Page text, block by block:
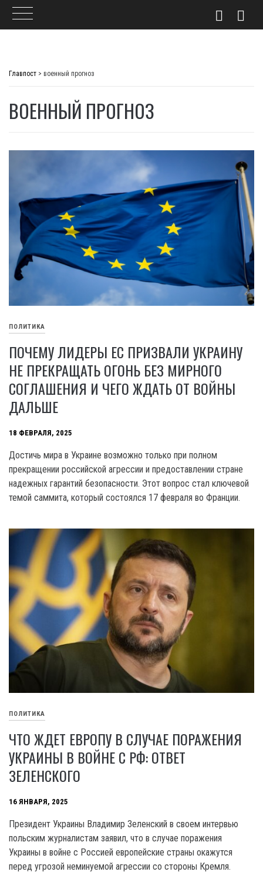
Главпост > военный прогноз
ВОЕННЫЙ ПРОГНОЗ
ПОЛИТИКА
ПОЧЕМУ ЛИДЕРЫ ЕС ПРИЗВАЛИ УКРАИНУ
НЕ ПРЕКРАЩАТЬ ОГОНЬ БЕЗ МИРНОГО
СОГЛАШЕНИЯ И ЧЕГО ЖДАТЬ ОТ ВОЙНЫ
ДАЛЬШЕ
18 ФЕВРАЛЯ, 2025
Достичь мира в Украине возможно только при полном
прекращении российской агрессии и предоставлении стране
надежных гарантий безопасности. Этот вопрос стал ключевой
темой саммита, который состоялся 17 февраля во Франции.
ПОЛИТИКА
ЧТО ЖДЕТ ЕВРОПУ В СЛУЧАЕ ПОРАЖЕНИЯ
УКРАИНЫ В ВОЙНЕ С РФ: ОТВЕТ
ЗЕЛЕНСКОГО
16 ЯНВАРЯ, 2025
Президент Украины Владимир Зеленский в своем интервью
польским журналистам заявил, что в случае поражения
Украины в войне с Россией европейские страны окажутся
перед угрозой неминуемой агрессии со стороны Кремля.